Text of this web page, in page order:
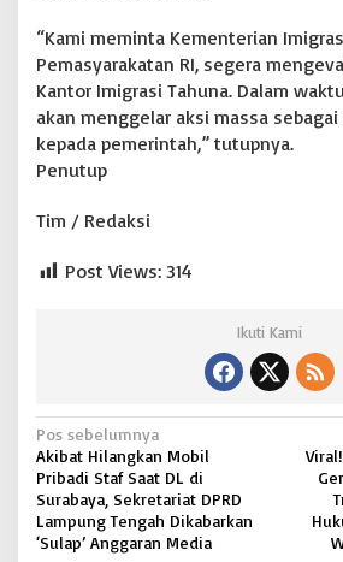
“Kami meminta Kementerian
Pemasyarakatan RI, segera
Kantor Imigrasi Tahuna. Dalam
akan menggelar aksi massa
kepada pemerintah,” tutupnya.
Penutup
Tim / Redaksi
Post Views: 314
Ikuti Kami
N
a
v
i
Pos sebelumnya
Akibat Hilangkan Mobil
Pribadi Staf Saat DL di
Surabaya, Sekretariat DPRD
Lampung Tengah Dikabarkan
‘Sulap’ Anggaran Media